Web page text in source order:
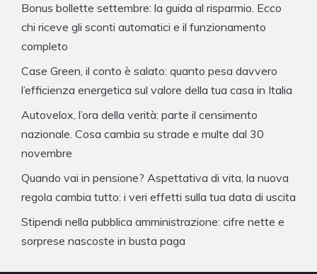
Bonus bollette settembre: la guida al risparmio. Ecco
chi riceve gli sconti automatici e il funzionamento
completo
Case Green, il conto è salato: quanto pesa davvero
l’efficienza energetica sul valore della tua casa in Italia
Autovelox, l’ora della verità: parte il censimento
nazionale. Cosa cambia su strade e multe dal 30
novembre
Quando vai in pensione? Aspettativa di vita, la nuova
regola cambia tutto: i veri effetti sulla tua data di uscita
Stipendi nella pubblica amministrazione: cifre nette e
sorprese nascoste in busta paga